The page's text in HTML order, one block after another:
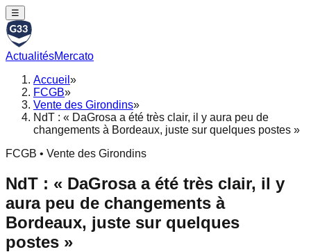
☰
ActualitésMercato
Accueil »
FCGB»
Vente des Girondins»
NdT : « DaGrosa a été très clair, il y aura peu de
changements à Bordeaux, juste sur quelques postes »
FCGB • Vente des Girondins
NdT : « DaGrosa a été très clair, il y
aura peu de changements à
Bordeaux, juste sur quelques
postes »